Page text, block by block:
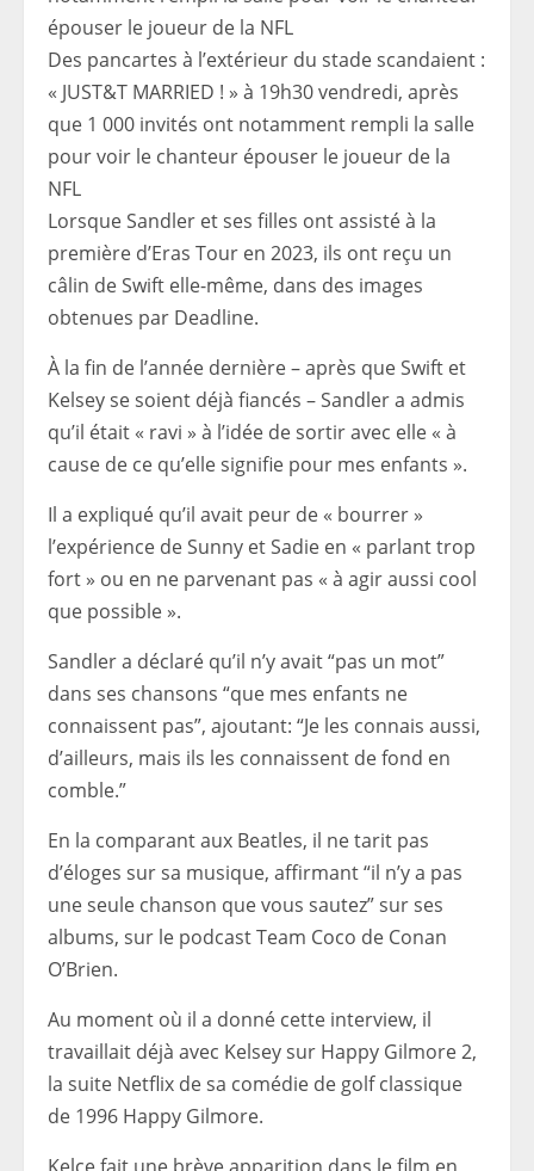
Des pancartes à l’extérieur du stade scandaient :
« JUST&T MARRIED ! » à 19h30 vendredi, après
que 1 000 invités ont notamment rempli la salle
pour voir le chanteur épouser le joueur de la
NFL
Lorsque Sandler et ses filles ont assisté à la
première d’Eras ​​Tour en 2023, ils ont reçu un
câlin de Swift elle-même, dans des images
obtenues par Deadline.
À la fin de l’année dernière – après que Swift et
Kelsey se soient déjà fiancés – Sandler a admis
qu’il était « ravi » à l’idée de sortir avec elle « à
cause de ce qu’elle signifie pour mes enfants ».
Il a expliqué qu’il avait peur de « bourrer »
l’expérience de Sunny et Sadie en « parlant trop
fort » ou en ne parvenant pas « à agir aussi cool
que possible ».
Sandler a déclaré qu’il n’y avait “pas un mot”
dans ses chansons “que mes enfants ne
connaissent pas”, ajoutant: “Je les connais aussi,
d’ailleurs, mais ils les connaissent de fond en
comble.”
En la comparant aux Beatles, il ne tarit pas
d’éloges sur sa musique, affirmant “il n’y a pas
une seule chanson que vous sautez” sur ses
albums, sur le podcast Team Coco de Conan
O’Brien.
Au moment où il a donné cette interview, il
travaillait déjà avec Kelsey sur Happy Gilmore 2,
la suite Netflix de sa comédie de golf classique
de 1996 Happy Gilmore.